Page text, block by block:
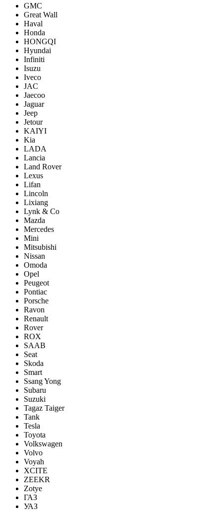
GMC
Great Wall
Haval
Honda
HONGQI
Hyundai
Infiniti
Isuzu
Iveco
JAC
Jaecoo
Jaguar
Jeep
Jetour
KAIYI
Kia
LADA
Lancia
Land Rover
Lexus
Lifan
Lincoln
Lixiang
Lynk & Co
Mazda
Mercedes
Mini
Mitsubishi
Nissan
Omoda
Opel
Peugeot
Pontiac
Porsсhe
Ravon
Renault
Rover
ROX
SAAB
Seat
Skoda
Smart
Ssang Yong
Subaru
Suzuki
Tagaz Taiger
Tank
Tesla
Toyota
Volkswagen
Volvo
Voyah
XCITE
ZEEKR
Zotye
ГАЗ
УАЗ